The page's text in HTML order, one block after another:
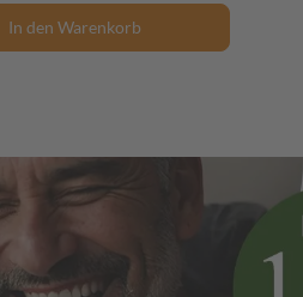
In den Warenkorb